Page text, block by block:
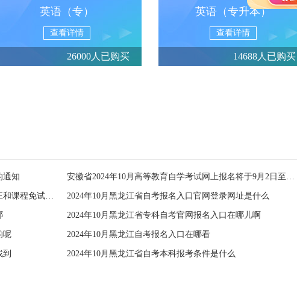
英语（专）
查看详情
26000人已购买
英语（专升本）
查看详情
14688人已购买
通知 安徽省2024年10月高等教育自学考试网上报名将于9月2日至6日进行
南溪区考办关于2024年下半年自考办理考籍更正和课程免试申请的通知 2024年10月黑龙江省自考报名入口官网登录网址是什么
2024年10月黑龙江省专科自考官网报名入口在哪儿啊
呢 2024年10月黑龙江自考报名入口在哪看
到 2024年10月黑龙江省自考本科报考条件是什么